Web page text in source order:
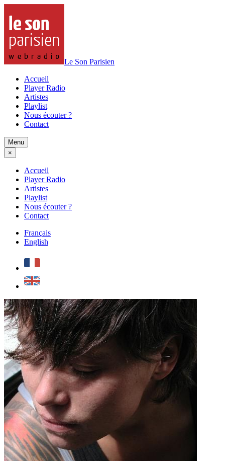
Le Son Parisien
Accueil
Player Radio
Artistes
Playlist
Nous écouter ?
Contact
Menu
×
Accueil
Player Radio
Artistes
Playlist
Nous écouter ?
Contact
Français
English